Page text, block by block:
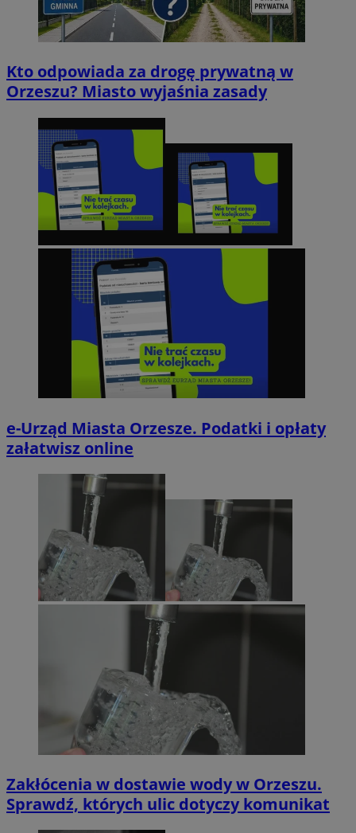
Kto odpowiada za drogę prywatną w
Orzeszu? Miasto wyjaśnia zasady
e-Urząd Miasta Orzesze. Podatki i opłaty
załatwisz online
Zakłócenia w dostawie wody w Orzeszu.
Sprawdź, których ulic dotyczy komunikat